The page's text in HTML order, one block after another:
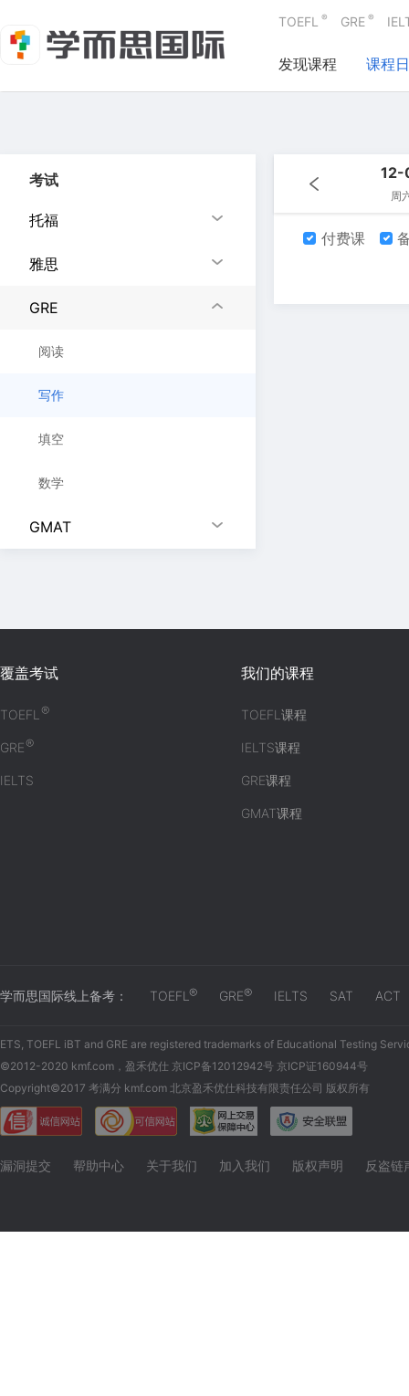
TOEFL ® GRE ®
发现课程 课程
考试
托福
雅思
GRE
阅读
写作
填空
数学
GMAT
12-
周
付费课
覆盖考试
TOEFL®
GRE®
IELTS
我们的课程
TOEFL课程
IELTS课程
GRE课程
GMAT课程
学而思国际线上备考： TOEFL ® GRE® IELTS SAT ACT
ETS, TOEFL iBT and GRE are registered trademarks of Educational Testing
©2012-2020 kmf.com，盈禾优仕 京ICP备12012942号 京ICP证160944号
Copyright©2017 考满分 kmf.com 北京盈禾优仕科技有限责任公司 版权所有
漏洞提交 帮助中心 关于我们 加入我们 版权声明 反盗链